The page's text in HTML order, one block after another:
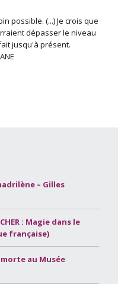
possible. (...) Je crois que
dépasser le niveau
jusqu'à présent.
– Gilles
: Magie dans le
française)
au Musée